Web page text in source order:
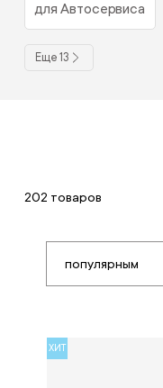
для Автосервиса
Еще 13
202 товаров
популярным
ХИТ